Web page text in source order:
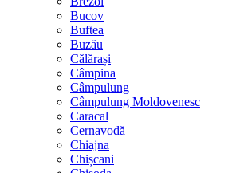
Bucov
Buftea
Buzău
Călărași
Câmpina
Câmpulung
Câmpulung Moldovenesc
Caracal
Cernavodă
Chiajna
Chișcani